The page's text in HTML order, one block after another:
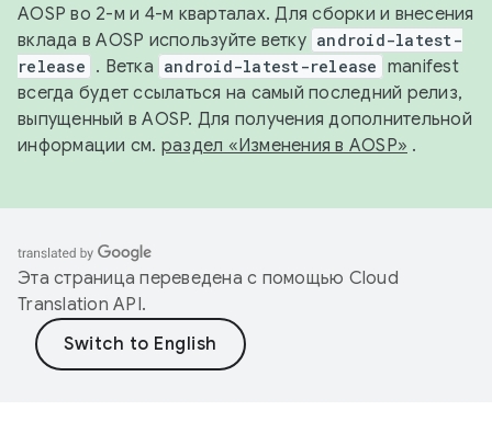
AOSP во 2-м и 4-м кварталах. Для сборки и внесения
вклада в AOSP используйте ветку android-latest-
release . Ветка android-latest-release manifest
всегда будет ссылаться на самый последний релиз,
выпущенный в AOSP. Для получения дополнительной
информации см. раздел «Изменения в AOSP» .
Эта страница переведена с помощью Cloud
Translation API.